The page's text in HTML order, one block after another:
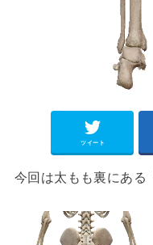
ツイート
今回は太もも裏にある